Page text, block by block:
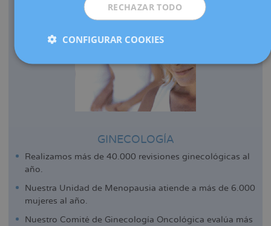
GINECOLOGÍA
Realizamos más de 40.000 revisiones ginecológicas al
año.
Nuestra Unidad de Menopausia atiende a más de 6.000
mujeres al año.
Nuestro Comité de Ginecología Oncológica evalúa más
RECHAZAR TODO
CONFIGURAR COOKIES